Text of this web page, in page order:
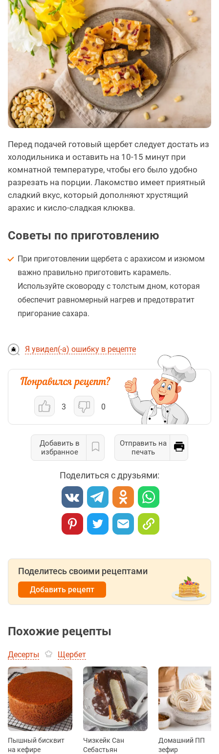
Перед подачей готовый щербет следует достать из
холодильника и оставить на 10-15 минут при
комнатной температуре, чтобы его было удобно
разрезать на порции. Лакомство имеет приятный
сладкий вкус, который дополняют хрустящий
арахис и кисло-сладкая клюква.
Советы по приготовлению
При приготовлении щербета с арахисом и изюмом
важно правильно приготовить карамель.
Используйте сковороду с толстым дном, которая
обеспечит равномерный нагрев и предотвратит
пригорание сахара.
Я увидел(-а) ошибку в рецепте
3 0
Добавить в
избранное
Отправить на
печать
Поделиться с друзьями:
Поделитесь своими рецептами
Добавить рецепт
Похожие рецепты
Десерты Щербет
Пышный бисквит
на кефире
Чизкейк Сан
Себастьян
Домашний ПП
зефир